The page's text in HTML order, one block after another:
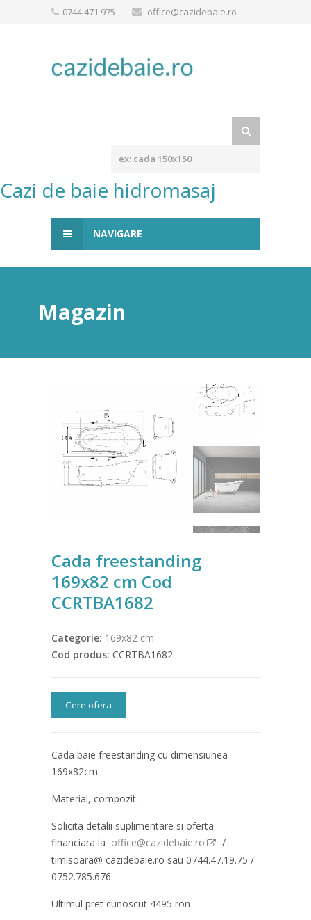
0744 471 975 office@cazidebaie.ro
Cazi de baie hidromasaj
NAVIGARE
Magazin
Cada freestanding
169x82 cm Cod
CCRTBA1682
Categorie: 169x82 cm
Cod produs: CCRTBA1682
Cere ofera
Cada baie freestanding cu dimensiunea
169x82cm.
Material, compozit.
Solicita detalii suplimentare si oferta
financiara la office@cazidebaie.ro
/
timisoara@ cazidebaie.ro sau 0744.47.19.75 /
0752.785.676
Ultimul pret cunoscut 4495 ron